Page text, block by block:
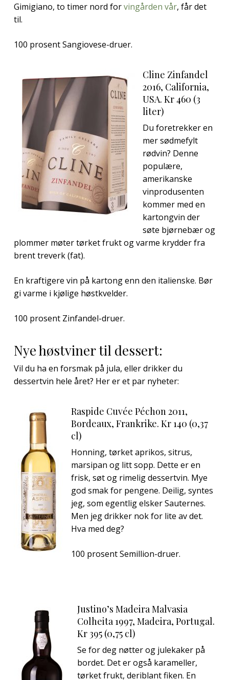
Gimigiano, to timer nord forvingården vår, får det
til.
100 prosent Sangiovese-druer.
Cline Zinfandel
2016, California,
USA. Kr 460 (3
liter)
Du foretrekker en
mer sødmefylt
rødvin? Denne
populære,
amerikanske
vinprodusenten
kommer med en
kartongvin der
søte bjørnebær og
plommer møter tørket frukt og varme krydder fra
brent treverk (fat).
En kraftigere vin på kartong enn den italienske. Bør
gi varme i kjølige høstkvelder.
100 prosent Zinfandel-druer.
Nye høstviner til dessert:
Vil du ha en forsmak på jula, eller drikker du
dessertvin hele året? Her er et par nyheter:
Raspide Cuvée Péchon 2011,
Bordeaux, Frankrike. Kr 140 (0,37
cl)
Honning, tørket aprikos, sitrus,
marsipan og litt sopp. Dette er en
frisk, søt og rimelig dessertvin. Mye
god smak for pengene. Deilig, syntes
jeg, som egentlig elsker Sauternes.
Men jeg drikker nok for lite av det.
Hva med deg?
100 prosent Semillion-druer.
Justino’s Madeira Malvasia
Colheita 1997, Madeira, Portugal.
Kr 395 (0,75 cl)
Se for deg nøtter og julekaker på
bordet. Det er også karameller,
tørket frukt, deriblant fiken. En